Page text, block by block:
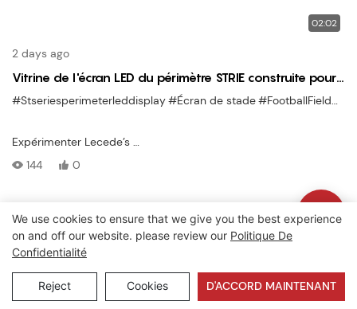
02:02
2 days ago
Vitrine de l'écran LED du périmètre STRIE construite pour
l'impact du stade et la publicité claire
#Stseriesperimeterleddisplay#Écran de stade#FootballFieldDisplay
Expérimenter Lecede’s
Affichage LED du périmètre de la série ST
. Cette vidéo de vitrine met en évidence l'affichage’s
construction robuste
,
Performances ultra-brillantes
, et son rôle dans
144 0
Droits d'auteur © 2026 Lecede | Plan du site|Politique de
confidentialité
We use cookies to ensure that we give you the best experience
on and off our website. please review our Politique De
Confidentialité
Reject Cookies D'ACCORD MAINTENANT